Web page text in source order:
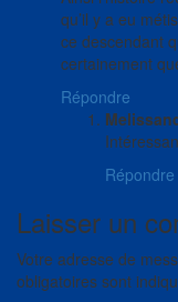
qu’il y a eu
ce descendant
certainement
Répondre
Répondre
Laisser un
Votre adresse de
obligatoires sont